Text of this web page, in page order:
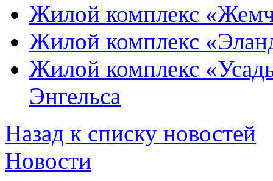
Жилой комплекс
Жилой комплекс
Жилой комплекс
Энгельса
Назад к списку новостей
Новости